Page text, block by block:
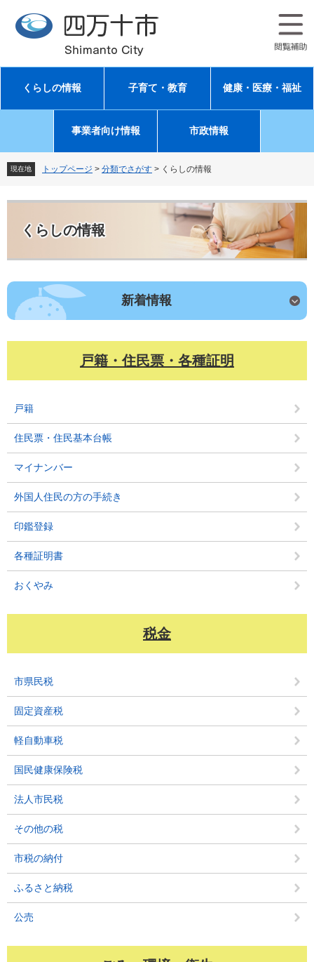
先
す
を
し
文
くらしの情報 子育て・教育 健康・医療・福祉
事業者向け情報 市政情報
現在地 トップページ > 分類でさがす > くらしの情報
くらしの情報
新着情報
戸籍・住民票・各種証明
戸籍
住民票・住民基本台帳
マイナンバー
外国人住民の方の手続き
印鑑登録
各種証明書
おくやみ
税金
市県民税
固定資産税
軽自動車税
国民健康保険税
法人市民税
その他の税
市税の納付
ふるさと納税
公売